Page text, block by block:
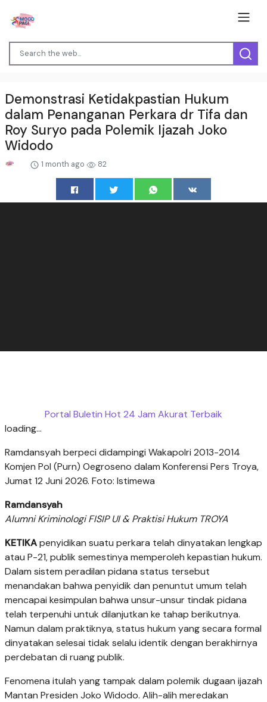
Demonstrasi Ketidakpastian Hukum
dalam Penanganan Perkara dr Tifa dan
Roy Suryo pada Polemik Ijazah Joko
Widodo
1 month ago 82
Portal Buletin Hot 24 Jam Akurat Terbaik
loading...
Ramdansyah berpeci didampingi Wakapolri 2013-2014
Komjen Pol (Purn) Oegroseno dalam Konferensi Pers Troya,
Jumat 12 Juni 2026. Foto: Istimewa
Ramdansyah
Alumni Kriminologi FISIP UI & Praktisi Hukum TROYA
KETIKApenyidikan suatu perkara telah dinyatakan lengkap
atau P-21, publik semestinya memperoleh kepastian hukum.
Dalam sistem peradilan pidana status tersebut
menandakan bahwa penyidik dan penuntut umum telah
mencapai kesimpulan bahwa unsur-unsur tindak pidana
telah terpenuhi untuk dilanjutkan ke tahap berikutnya.
Namun dalam praktiknya, status hukum yang secara formal
dinyatakan selesai tidak selalu identik dengan berakhirnya
perdebatan di ruang publik.
Fenomena itulah yang tampak dalam polemik dugaan ijazah
Mantan Presiden Joko Widodo. Alih-alih meredakan